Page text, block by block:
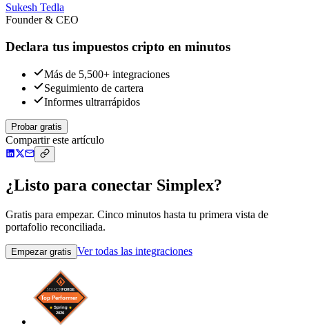
Sukesh Tedla
Founder & CEO
Declara tus impuestos cripto en minutos
Más de 5,500+ integraciones
Seguimiento de cartera
Informes ultrarrápidos
Probar gratis
Compartir este artículo
¿Listo para conectar Simplex?
Gratis para empezar. Cinco minutos hasta tu primera vista de
portafolio reconciliada.
Empezar gratis Ver todas las integraciones